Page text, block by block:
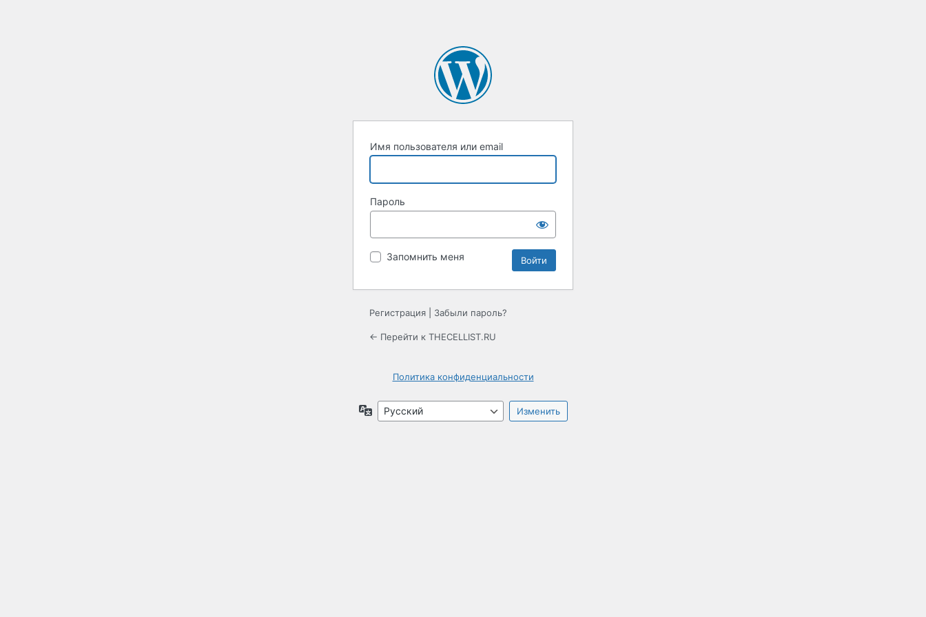
Имя пользователя или email
Пароль
Запомнить меня
Регистрация Забыли пароль?
← Перейти к THECELLIST.RU
Политика конфиденциальности
Язык